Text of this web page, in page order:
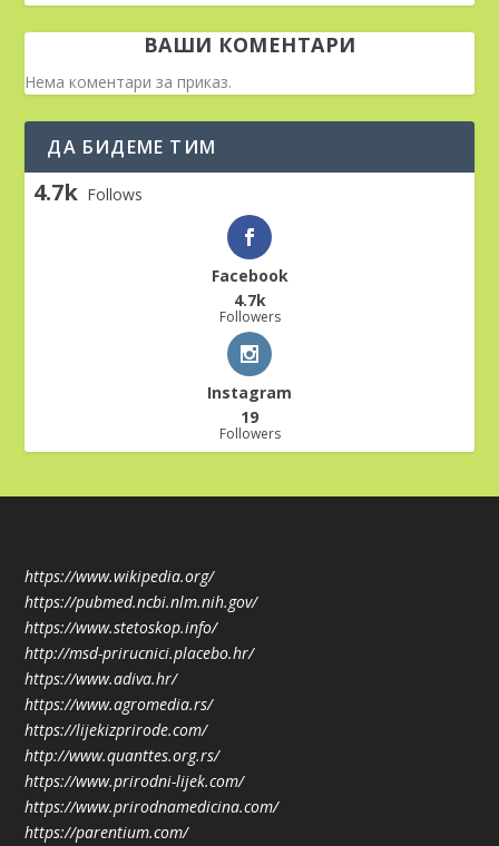
ВАШИ КОМЕНТАРИ
Нема коментари за приказ.
ДА БИДЕМЕ ТИМ
4.7k Follows
Facebook
4.7k
Followers
Instagram
19
Followers
https://www.wikipedia.org/
https://pubmed.ncbi.nlm.nih.gov/
https://www.stetoskop.info/
http://msd-prirucnici.placebo.hr/
https://www.adiva.hr/
https://www.agromedia.rs/
https://lijekizprirode.com/
http://www.quanttes.org.rs/
https://www.prirodni-lijek.com/
https://www.prirodnamedicina.com/
https://parentium.com/